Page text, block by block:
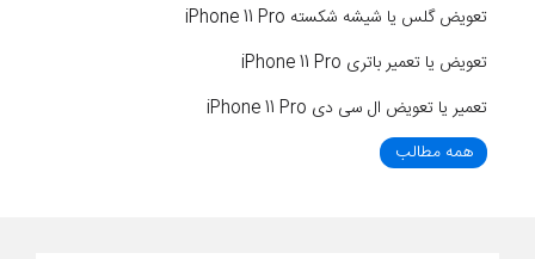
تعویض گلس یا شیشه شکسته iPhone 11 Pro
تعویض یا تعمیر باتری iPhone 11 Pro
تعمیر یا تعویض ال سی دی iPhone 11 Pro
همه مطالب